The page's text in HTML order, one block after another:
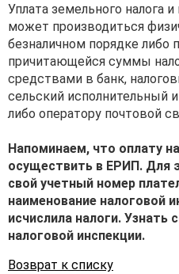
Уплата земельного налога
может производиться
безналичном порядке либо
причитающейся суммы
средствами в банк,
сельский исполнительный
либо оператору почтовой
Напоминаем, что оплату
осуществить в ЕРИП. Для
свой учетный номер
наименование налоговой
исчислила налоги.
налоговой инспекции.
Возврат к списку